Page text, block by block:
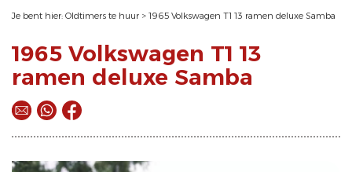
Je bent hier: Oldtimers te huur > 1965 Volkswagen T1 13 ramen deluxe Samba
1965 Volkswagen T1 13
ramen deluxe Samba